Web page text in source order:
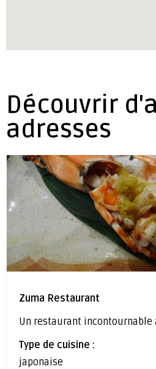
Découvrir
adresses
Zuma Restaurant
Un restaurant incontournable
Type de cuisine :
japonaise